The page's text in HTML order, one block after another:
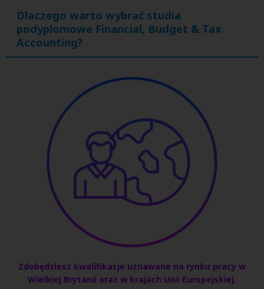
Dlaczego warto wybrać studia
podyplomowe Financial, Budget & Tax
Accounting?
Zdobędziesz kwalifikacje uznawane na rynku pracy w
Wielkiej Brytanii oraz w krajach Unii Europejskiej.